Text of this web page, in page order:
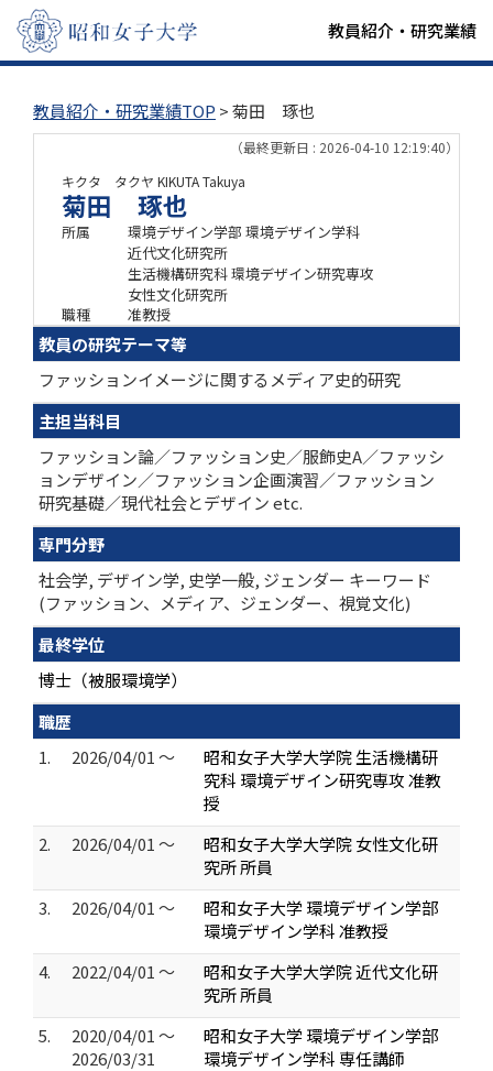
教員紹介・研究業績
教員紹介・研究業績TOP > 菊田 琢也
（最終更新日 : 2026-04-10 12:19:40）
キクタ タクヤ KIKUTA Takuya
菊田 琢也
所属
環境デザイン学部 環境デザイン学科
近代文化研究所
生活機構研究科 環境デザイン研究専攻
女性文化研究所
職種
准教授
教員の研究テーマ等
ファッションイメージに関するメディア史的研究
主担当科目
ファッション論／ファッション史／服飾史A／ファッシ
ョンデザイン／ファッション企画演習／ファッション
研究基礎／現代社会とデザイン etc.
専門分野
社会学, デザイン学, 史学一般, ジェンダー キーワード
(ファッション、メディア、ジェンダー、視覚文化)
最終学位
博士（被服環境学）
職歴
1.
2026/04/01 ～
昭和女子大学大学院 生活機構研
究科 環境デザイン研究専攻 准教
授
2.
2026/04/01 ～
昭和女子大学大学院 女性文化研
究所 所員
3.
2026/04/01 ～
昭和女子大学 環境デザイン学部
環境デザイン学科 准教授
4.
2022/04/01 ～
昭和女子大学大学院 近代文化研
究所 所員
5.
2020/04/01 ～
2026/03/31
昭和女子大学 環境デザイン学部
環境デザイン学科 専任講師